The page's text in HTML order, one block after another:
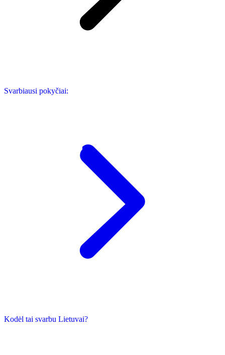
Svarbiausi pokyčiai:
Kodėl tai svarbu Lietuvai?